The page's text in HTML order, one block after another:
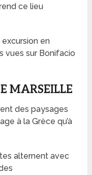
ce lieu
en
vues sur Bonifacio
MARSEILLE
des paysages
à la Grèce qu’à
alternent avec